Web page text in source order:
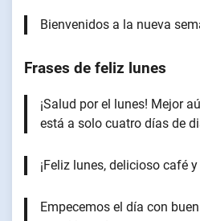
Bienvenidos a la nueva
Frases de feliz lunes
¡Salud por el lunes! Mejor
está a solo cuatro días de
¡Feliz lunes, delicioso café
Empecemos el día con